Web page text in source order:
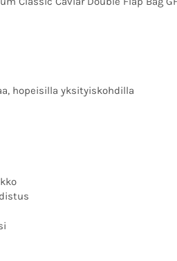
hopeisilla yksityiskohdilla